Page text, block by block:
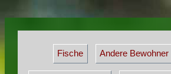
Fische Andere Bewohner